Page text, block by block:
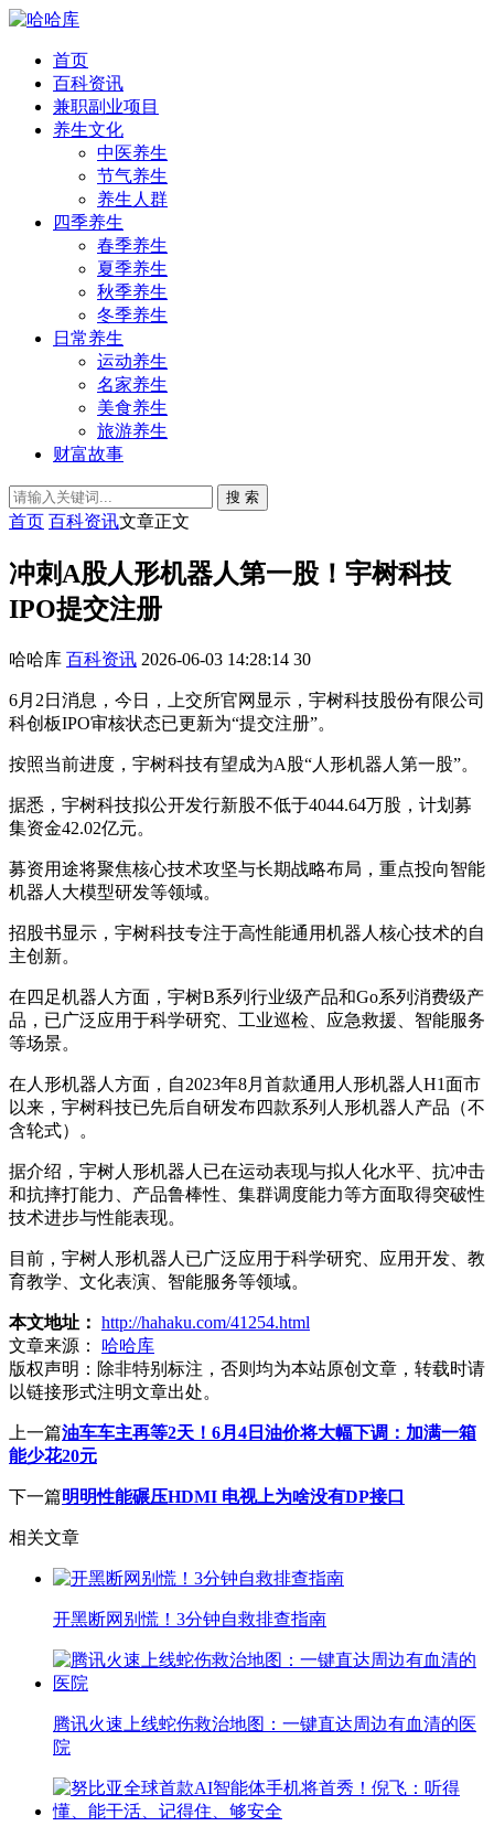
首页
百科资讯
兼职副业项目
养生文化
中医养生
节气养生
养生人群
四季养生
春季养生
夏季养生
秋季养生
冬季养生
日常养生
运动养生
名家养生
美食养生
旅游养生
财富故事
搜 索
首页 百科资讯文章正文
冲刺A股人形机器人第一股！宇树科技
IPO提交注册
哈哈库 百科资讯 2026-06-03 14:28:14 30
6月2日消息，今日，上交所官网显示，宇树科技股份有限公司
科创板IPO审核状态已更新为“提交注册”。
按照当前进度，宇树科技有望成为A股“人形机器人第一股”。
据悉，宇树科技拟公开发行新股不低于4044.64万股，计划募
集资金42.02亿元。
募资用途将聚焦核心技术攻坚与长期战略布局，重点投向智能
机器人大模型研发等领域。
招股书显示，宇树科技专注于高性能通用机器人核心技术的自
主创新。
在四足机器人方面，宇树B系列行业级产品和Go系列消费级产
品，已广泛应用于科学研究、工业巡检、应急救援、智能服务
等场景。
在人形机器人方面，自2023年8月首款通用人形机器人H1面市
以来，宇树科技已先后自研发布四款系列人形机器人产品（不
含轮式）。
据介绍，宇树人形机器人已在运动表现与拟人化水平、抗冲击
和抗摔打能力、产品鲁棒性、集群调度能力等方面取得突破性
技术进步与性能表现。
目前，宇树人形机器人已广泛应用于科学研究、应用开发、教
育教学、文化表演、智能服务等领域。
本文地址： http://hahaku.com/41254.html
文章来源：
哈哈库
版权声明： 除非特别标注，否则均为本站原创文章，转载时请
以链接形式注明文章出处。
上一篇油车车主再等2天！6月4日油价将大幅下调：加满一箱
能少花20元
下一篇明明性能碾压HDMI 电视上为啥没有DP接口
相关文章
开黑断网别慌！3分钟自救排查指南
腾讯火速上线蛇伤救治地图：一键直达周边有血清的医
院